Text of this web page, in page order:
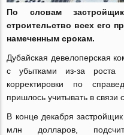
По словам
строительство всех его
намеченным срокам.
Дубайская девелоперская
с убытками из-за роста
корректировки по
пришлось учитывать в связи
В конце декабря
млн долларов,